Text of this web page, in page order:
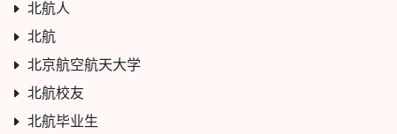
北航人
北航
北京航空航天大学
北航校友
北航毕业生